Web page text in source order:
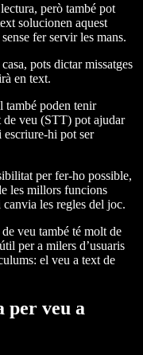
però també pot
solucionen aquest
fer servir les mans.
pots dictar missatges
en text.
també poden tenir
de veu (STT) pot ajudar
hi pot ser
per fer-ho possible,
les millors funcions
les regles del joc.
veu també té molt de
per a milers d’usuaris
el veu a text de
per veu a